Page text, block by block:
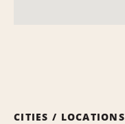
CITIES / LOCATIONS